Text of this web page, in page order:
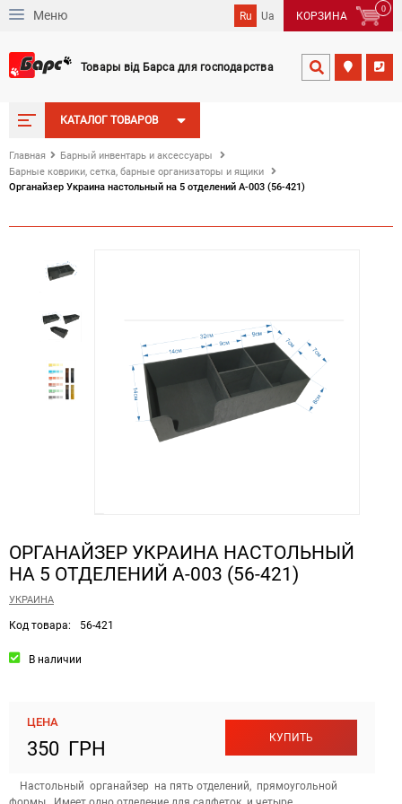
Меню Ru Ua
0
КОРЗИНА
Товары від Барса для господарства  
КАТАЛОГ ТОВАРОВ
Главная
Барный инвентарь и аксессуары
Барные коврики, сетка, барные организаторы и ящики
Органайзер Украина настольный на 5 отделений А-003 (56-421)
ОРГАНАЙЗЕР УКРАИНА НАСТОЛЬНЫЙ
НА 5 ОТДЕЛЕНИЙ А-003 (56-421)
УКРАИНА
Код товара: 56-421
В наличии
ЦЕНА
350 ГРН КУПИТЬ
Настольный органайзер на пять отделений, прямоугольной